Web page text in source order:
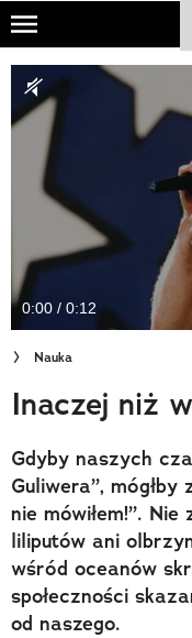
Skip
main
content
NATIONAL
TRAVELER
PODCASTY
Newsletter
Cuda Polski
Wielki Konkurs
Trendbook Podróżniczy
Polecane
0:00 / 0:12
Nauka
Inaczej niż
Gdyby naszych
Guliwera”,
nie mówiłem!”.
liliputów ani
wśród oceanów
społeczności
od naszego.